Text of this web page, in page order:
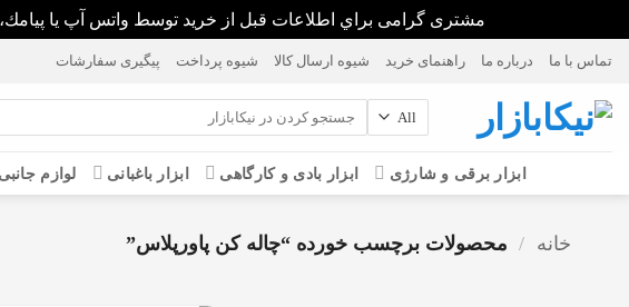
مشتری گرامی براي اطلاعات قبل از خريد توسط واتس آپ يا پيامك، پاسخگو هستيم. 09376237389 (كليه محصولات پاورپلاس
content
تماس با ما درباره ما راهنمای خرید شیوه ارسال کالا شیوه پرداخت پیگیری سفارشات
برای:
ابزار برقی و شارژی ابزار بادی و کارگاهی ابزار باغبانی لوازم جانبی
خانه / محصولات برچسب خورده “چاله کن پاورپلاس”